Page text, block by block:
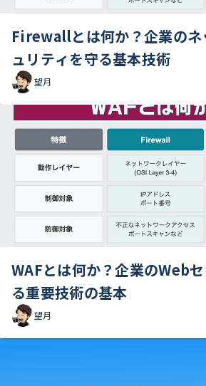
Firewallとは何か？企業のネ
ュリティを守る基本技術
望月
WAFとは何か？企業のWeb
る重要技術の基本
望月